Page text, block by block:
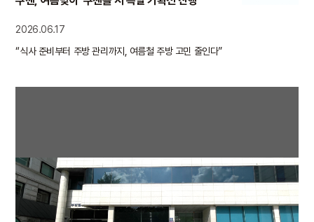
2026.06.17
“식사 준비부터 주방 관리까지, 여름철 주방 고민 줄인다”